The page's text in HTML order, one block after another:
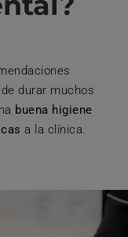
durar muchos
buena higiene
a la clínica.